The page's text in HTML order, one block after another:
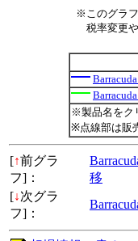
※このグラ
税率変更や
※製品名をク
※点線部は販
[↑前グラ
フ]：
移
[↓次グラ
フ]：